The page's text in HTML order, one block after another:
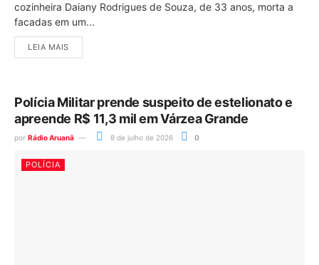
cozinheira Daiany Rodrigues de Souza, de 33 anos, morta a
facadas em um...
LEIA MAIS
Polícia Militar prende suspeito de estelionato e
apreende R$ 11,3 mil em Várzea Grande
por Rádio Aruanã 8 de julho de 2026 0
POLÍCIA